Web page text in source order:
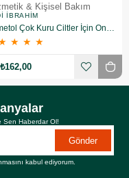
& Kişisel Bakım
İBRAHIM
Hametol Çok Kuru Ciltler İçin Onarıcı Bakım Kremi 30 g
★ ★ ★
₺162,00
Sen Haberdar Ol!
Gönder
kabul ediyorum.